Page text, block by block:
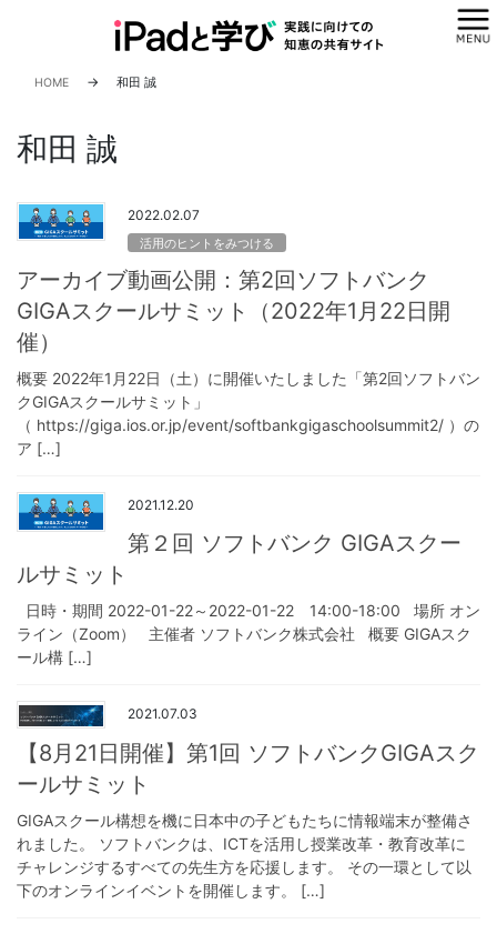
HOME 和田 誠
和田 誠
2022.02.07
活用のヒントをみつける
アーカイブ動画公開：第2回ソフトバンク
GIGAスクールサミット（2022年1月22日開
催）
概要 2022年1月22日（土）に開催いたしました「第2回ソフトバン
クGIGAスクールサミット」
（ https://giga.ios.or.jp/event/softbankgigaschoolsummit2/ ）の
ア […]
2021.12.20
第２回 ソフトバンク GIGAスクー
ルサミット
日時・期間 2022-01-22～2022-01-22 14:00-18:00 場所 オン
ライン（Zoom） 主催者 ソフトバンク株式会社 概要 GIGAスク
ール構 […]
2021.07.03
【8月21日開催】第1回 ソフトバンクGIGAスク
ールサミット
GIGAスクール構想を機に日本中の子どもたちに情報端末が整備さ
れました。 ソフトバンクは、ICTを活用し授業改革・教育改革に
チャレンジするすべての先生方を応援します。 その一環として以
下のオンラインイベントを開催します。 […]